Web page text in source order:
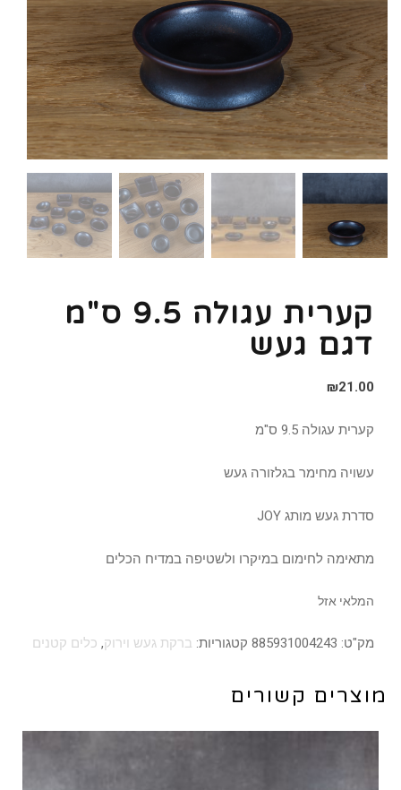
קערית עגולה 9.5 ס"מ
דגם געש
₪21.00
קערית עגולה 9.5 ס"מ
עשויה מחימר בגלזורה געש
סדרת געש מותג JOY
מתאימה לחימום במיקרו ולשטיפה במדיח הכלים
המלאי אזל
מק"ט: 885931004243 קטגוריות: ברקת געש וירוק, כלים קטנים
מוצרים קשורים